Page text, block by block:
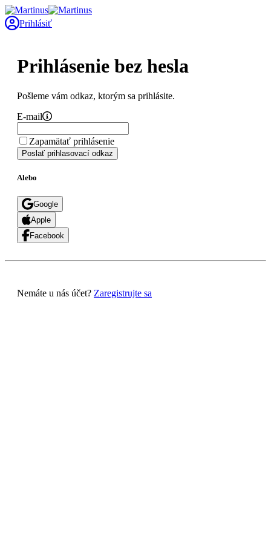
Prihlásiť
Prihlásenie bez hesla
Pošleme vám odkaz, ktorým sa prihlásite.
E-mail
Zapamätať prihlásenie
Poslať prihlasovací odkaz
Alebo
Google
Apple
Facebook
Nemáte u nás účet? Zaregistrujte sa